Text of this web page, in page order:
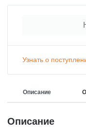
Узнать о
Описание
Описание